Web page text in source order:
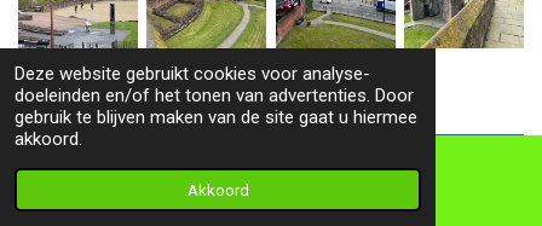
Deze website gebruikt cookies voor analyse-
doeleinden en/of het tonen van advertenties. Door
gebruik te blijven maken van de site gaat u hiermee
akkoord.
Akkoord
1 2 3 4 5 6
Ontdek het prachtige Anglesey,
E-mailadres